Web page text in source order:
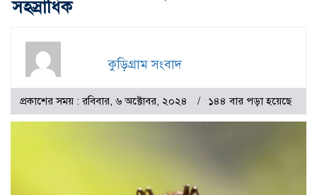
সহস্রাধিক
কুড়িগ্রাম সংবাদ
প্রকাশের সময় : রবিবার, ৬ অক্টোবর, ২০২৪ ১৪৪ বার পড়া হয়েছে